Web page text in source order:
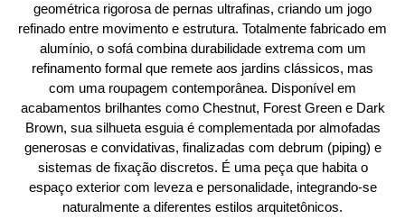
geométrica rigorosa de pernas ultrafinas, criando um jogo
refinado entre movimento e estrutura. Totalmente fabricado em
alumínio, o sofá combina durabilidade extrema com um
refinamento formal que remete aos jardins clássicos, mas
com uma roupagem contemporânea. Disponível em
acabamentos brilhantes como Chestnut, Forest Green e Dark
Brown, sua silhueta esguia é complementada por almofadas
generosas e convidativas, finalizadas com debrum (piping) e
sistemas de fixação discretos. É uma peça que habita o
espaço exterior com leveza e personalidade, integrando-se
naturalmente a diferentes estilos arquitetônicos.